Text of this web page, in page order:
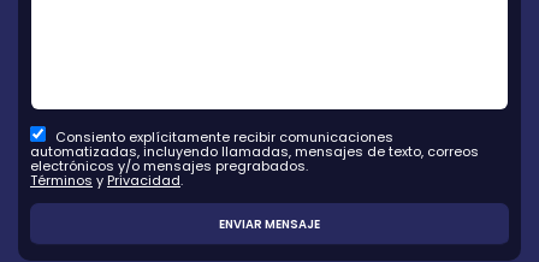
Consiento explícitamente recibir comunicaciones
automatizadas, incluyendo llamadas, mensajes de texto, correos
electrónicos y/o mensajes pregrabados.
Términos y Privacidad.